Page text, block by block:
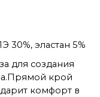
30%, эластан 5%
для создания
крой
комфорт в